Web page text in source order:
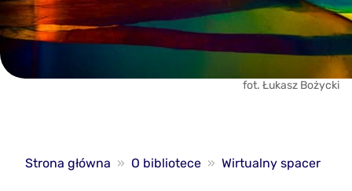
fot. Łukasz Bożycki
Strona główna » O bibliotece » Wirtualny spacer